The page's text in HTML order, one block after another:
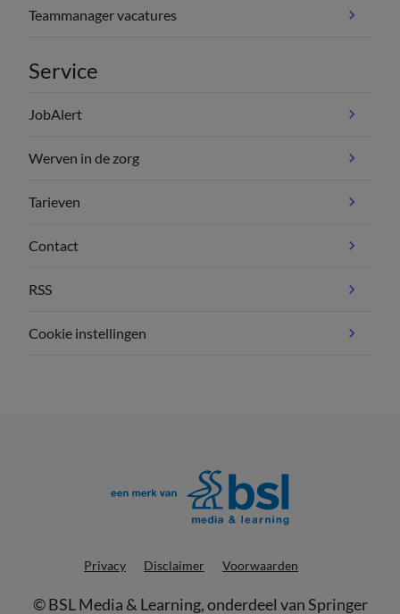
Teammanager vacatures
Service
JobAlert
Werven in de zorg
Tarieven
Contact
RSS
Cookie instellingen
Privacy Disclaimer Voorwaarden
©BSL Media & Learning, onderdeel vanSpringer